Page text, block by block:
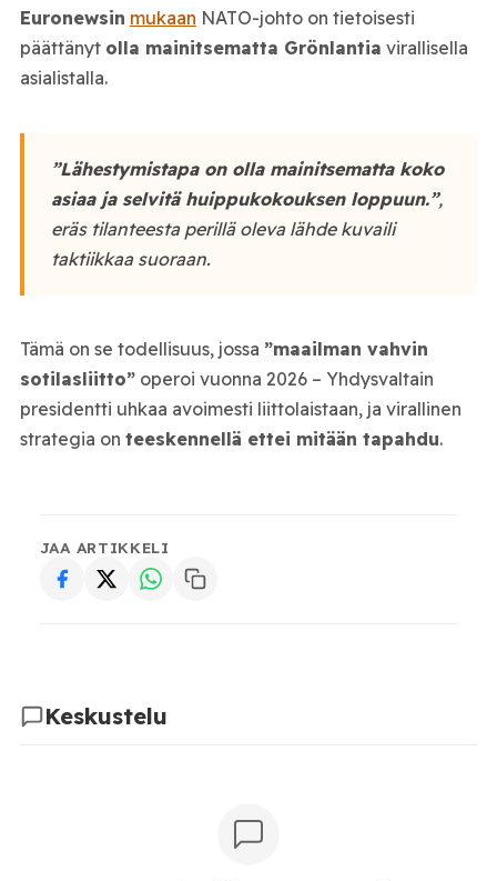
Euronewsin mukaan NATO-johto on tietoisesti
päättänyt olla mainitsematta Grönlantia virallisella
asialistalla.
”Lähestymistapa on olla mainitsematta koko
asiaa ja selvitä huippukokouksen loppuun.”,
eräs tilanteesta perillä oleva lähde kuvaili
taktiikkaa suoraan.
Tämä on se todellisuus, jossa ”maailman vahvin
sotilasliitto”operoi vuonna 2026 – Yhdysvaltain
presidentti uhkaa avoimesti liittolaistaan, ja virallinen
strategia on teeskennellä ettei mitään tapahdu.
JAA ARTIKKELI
Keskustelu